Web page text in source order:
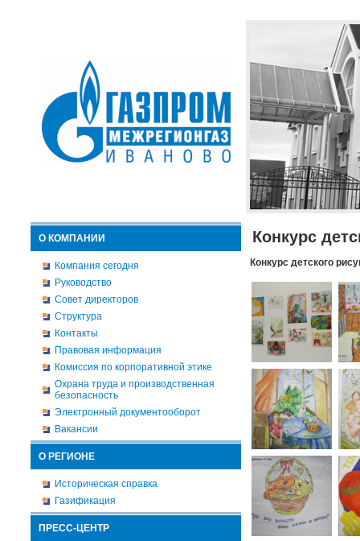
О КОМПАНИИ
Компания сегодня
Руководство
Совет директоров
Структура
Контакты
Правовая информация
Комиссия по корпоративной этике
Охрана труда и производственная
безопасность
Электронный документооборот
Вакансии
О РЕГИОНЕ
Историческая справка
Газификация
ПРЕСС-ЦЕНТР
Конкурс
Конкурс детского